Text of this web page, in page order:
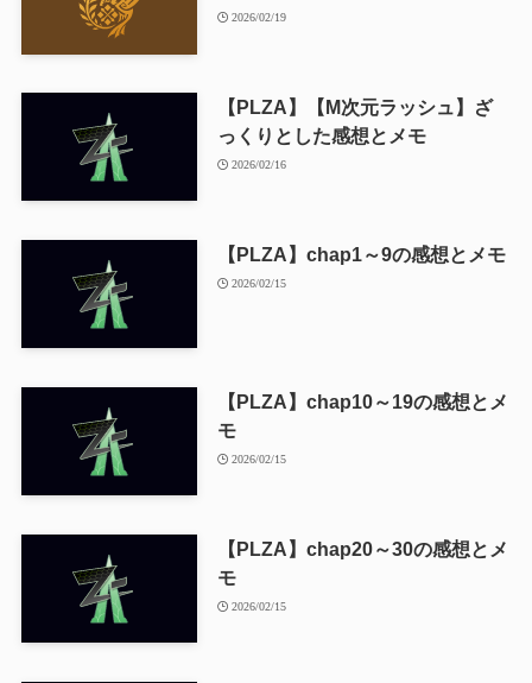
2026/02/19
【PLZA】【M次元ラッシュ】ざ
っくりとした感想とメモ
2026/02/16
【PLZA】chap1～9の感想とメモ
2026/02/15
【PLZA】chap10～19の感想とメ
モ
2026/02/15
【PLZA】chap20～30の感想とメ
モ
2026/02/15